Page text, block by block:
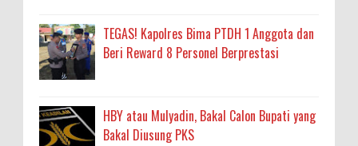
TEGAS! Kapolres Bima PTDH 1 Anggota dan
Beri Reward 8 Personel Berprestasi
HBY atau Mulyadin, Bakal Calon Bupati yang
Bakal Diusung PKS